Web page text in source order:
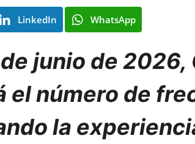
e
LinkedIn WhatsApp
junio de 2026,
el número de
la